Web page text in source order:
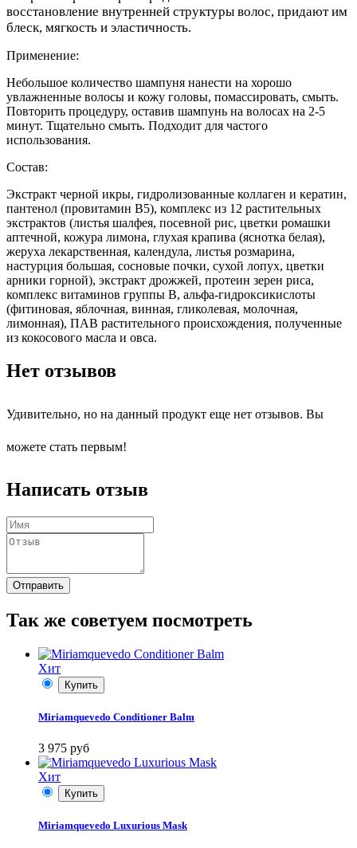
восстановление внутренней структуры волос, придают им
блеск, мягкость и эластичность.
Применение:
Небольшое количество шампуня нанести на хорошо
увлажненные волосы и кожу головы, помассировать, смыть.
Повторить процедуру, оставив шампунь на волосах на 2-5
минут. Тщательно смыть. Подходит для частого
использования.
Состав:
Экстракт черной икры, гидролизованные коллаген и кератин,
пантенол (провитамин В5), комплекс из 12 растительных
экстрактов (листья шалфея, посевной рис, цветки ромашки
аптечной, кожура лимона, глухая крапива (яснотка белая),
жеруха лекарственная, календула, листья розмарина,
настурция большая, сосновые почки, сухой лопух, цветки
арники горной), экстракт дрожжей, протеин зерен риса,
комплекс витаминов группы В, альфа-гидроксикислоты
(фитиновая, яблочная, винная, гликолевая, молочная,
лимонная), ПАВ растительного происхождения, полученные
из кокосового масла и овса.
Нет отзывов
Удивительно, но на данный продукт еще нет отзывов. Вы
можете стать первым!
Написать отзыв
Отправить
Так же советуем посмотреть
Хит
Купить
Miriamquevedo Conditioner Balm
3 975 руб
Хит
Купить
Miriamquevedo Luxurious Mask